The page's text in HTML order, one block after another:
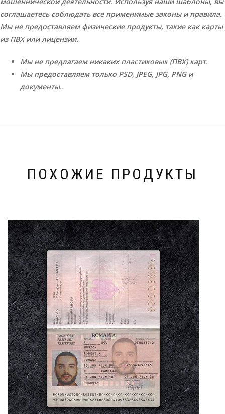
соглашаетесь соблюдать все применимые законы и правила.
Мы не предоставляем физические продукты, такие как карты
из ПВХ или лицензии.
Мы не предлагаем никаких пластиковых (ПВХ) карт.
Мы предоставляем только PSD, JPEG, JPG, PNG и
документы..
ПОХОЖИЕ ПРОДУКТЫ